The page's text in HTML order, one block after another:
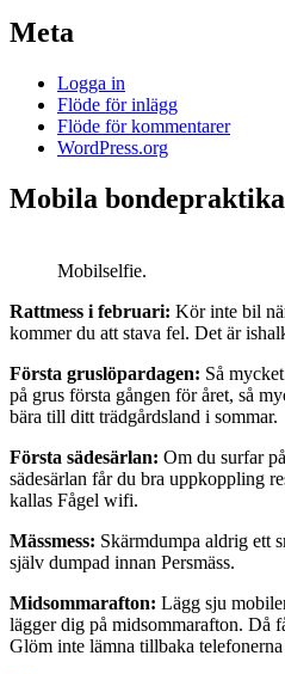
Meta
Logga in
Flöde för inlägg
Flöde för kommentarer
WordPress.org
Mobila
Mobilselfie.
Rattmess i februari: Kör inte bil
kommer du att stava fel. Det är
Första gruslöpardagen: Så
på grus första gången för året, så
bära till ditt trädgårdsland i sommar.
Första sädesärlan: Om du surfar
sädesärlan får du bra uppkoppling
kallas Fågel wifi.
Mässmess: Skärmdumpa aldrig ett
själv dumpad innan Persmäss.
Midsommarafton: Lägg sju
lägger dig på midsommarafton. Då
Glöm inte lämna tillbaka